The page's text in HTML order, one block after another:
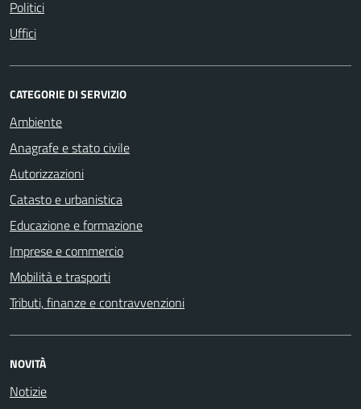
Politici
Uffici
CATEGORIE DI SERVIZIO
Ambiente
Anagrafe e stato civile
Autorizzazioni
Catasto e urbanistica
Educazione e formazione
Imprese e commercio
Mobilità e trasporti
Tributi, finanze e contravvenzioni
NOVITÀ
Notizie